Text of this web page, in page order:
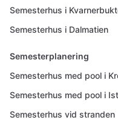
Semesterhus i
Semesterhus i Dalmatien
Semesterplanering
Semesterhus med pool i
Semesterhus med pool i
Semesterhus vid stranden